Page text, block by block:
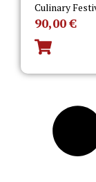
Culinary
90,00€